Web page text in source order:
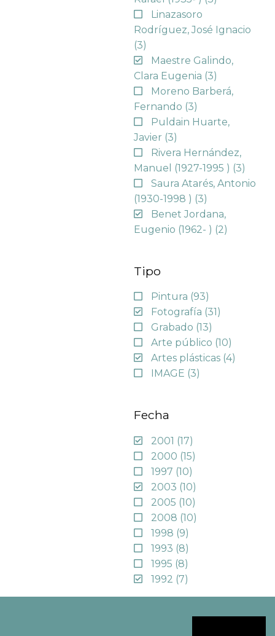
Linazasoro
Rodríguez, José Ignacio
(3)
Maestre Galindo,
Clara Eugenia (3)
Moreno Barberá,
Fernando (3)
Puldain Huarte,
Javier (3)
Rivera Hernández,
Manuel (1927-1995 ) (3)
Saura Atarés, Antonio
(1930-1998 ) (3)
Benet Jordana,
Eugenio (1962- ) (2)
Tipo
Pintura (93)
Fotografía (31)
Grabado (13)
Arte público (10)
Artes plásticas (4)
IMAGE (3)
Fecha
2001 (17)
2000 (15)
1997 (10)
2003 (10)
2005 (10)
2008 (10)
1998 (9)
1993 (8)
1995 (8)
1992 (7)